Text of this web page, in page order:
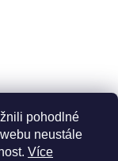
pohodlné
neustále
Více